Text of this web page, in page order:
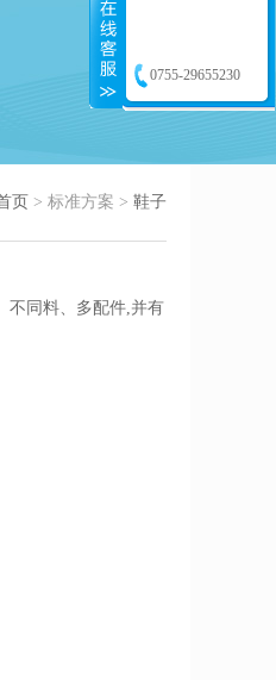
页 > 标准方案 > 鞋子
不同料、多配件,并有
0755-29655230